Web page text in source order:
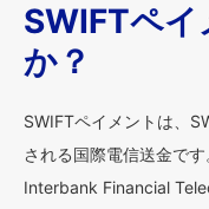
SWIFTペ
か？
SWIFTペイメントは、
される国際電信送金で
Interbank Financial